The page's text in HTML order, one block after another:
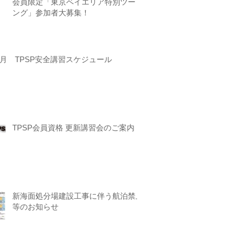
会員限定「東京ベイエリア特別ツーリ
ング」参加者大募集！
TPSP安全講習スケジュール
TPSP会員資格 更新講習会のご案内
新海面処分場建設工事に伴う航泊禁止
等のお知らせ